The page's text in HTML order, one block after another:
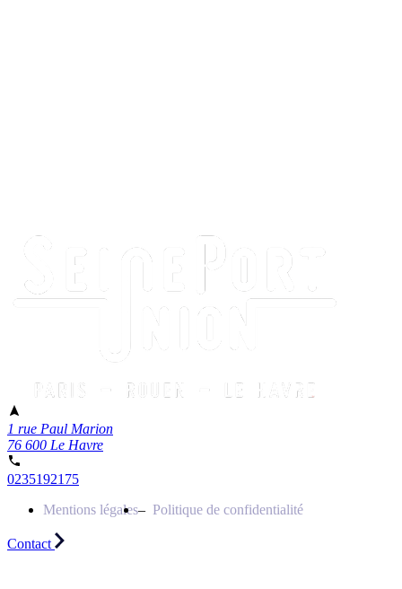
1 rue Paul Marion
76 600 Le Havre
0235192175
Mentions légales
Politique de confidentialité
Contact